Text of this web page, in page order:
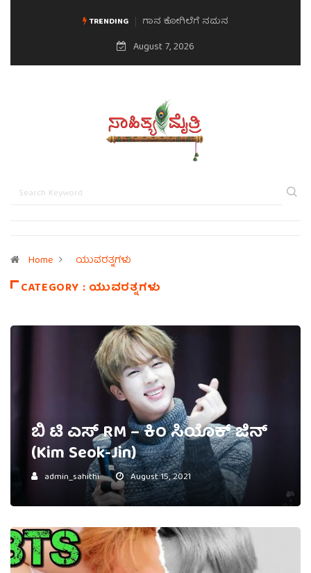
TRENDING ಗಾನ ಕೋಗಿಲೆಗೆ ನಮನ
August 7, 2026
Home ಯುವರತ್ನಗಳು
CATEGORY : ಯುವರತ್ನಗಳು
ಬಿ ಟಿ ಎಸ್ RM – ಕಿಂ ಸಿಯೊಕ್ ಜಿನ್
(Kim Seok-Jin)
admin_sahithi August 15, 2021